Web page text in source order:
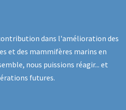
dans l'amélioration des
et des mammifères marins en
nous puissions réagir... et
futures.